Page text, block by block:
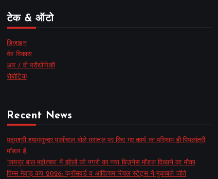
टेक & ऑटो
डिज़ाइन
वेब विकास
आर / वी प्रौद्योगिकी
रोबोटिक
Recent News
पद्मश्री श्यामसुन्दर पालीवाल बोले धरातल पर किए गए कार्य का परिणाम ही पिपलांत्री
मॉडल है
‘जयपुर बाल महोत्सव’ में झीलों की नगरी का नया बिज़नेस मॉडल दिखाने का मौका
पिम्स मेवाड़ कप 2026: क्रॉसवर्ड व आदित्यम रियल स्टेट्स ने मुकाबले जीते